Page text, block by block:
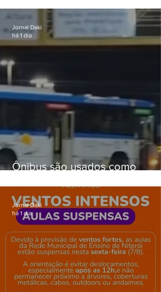
passagens
Ônibus são usados como
Gardênia Azul
Jornal Daki
há 1 dia
Jornal Daki
há 1 dia